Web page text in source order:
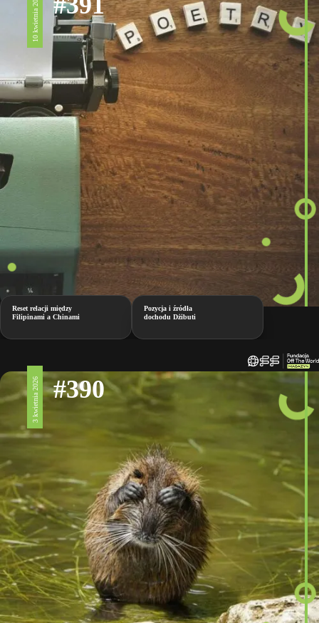
10 kwietnia 2026
Reset relacji między
Filipinami a Chinami
Pozycja i źródła
dochodu Dżibuti
3 kwietnia 2026 #390